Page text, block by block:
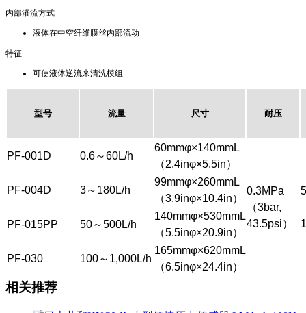
内部灌流方式
液体在中空纤维膜丝内部流动
特征
可使液体逆流来清洗模组
型号 流量 尺寸 耐压
PF-001D 0.6～60L/h
60mmφ×140mmL
（2.4inφ×5.5in）
0.3MPa
（3bar,
43.5psi）
PF-004D 3～180L/h
99mmφ×260mmL
（3.9inφ×10.4in）
PF-015PP 50～500L/h
140mmφ×530mmL
（5.5inφ×20.9in）
PF-030 100～1,000L/h
165mmφ×620mmL
（6.5inφ×24.4in）
相关推荐